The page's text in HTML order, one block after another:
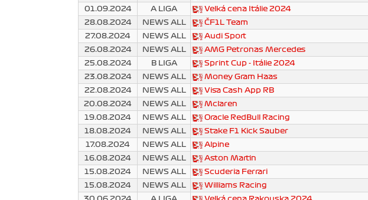
01.09.2024
A LIGA Velká cena Itálie 2024
28.08.2024
NEWS ALL ČF1L Team
27.08.2024
NEWS ALL Audi Sport
26.08.2024
NEWS ALL AMG Petronas Mercedes
25.08.2024
B LIGA Sprint Cup - Itálie 2024
23.08.2024
NEWS ALL Money Gram Haas
22.08.2024
NEWS ALL Visa Cash App RB
20.08.2024
NEWS ALL Mclaren
19.08.2024
NEWS ALL Oracle RedBull Racing
18.08.2024
NEWS ALL Stake F1 Kick Sauber
17.08.2024
NEWS ALL Alpine
16.08.2024
NEWS ALL Aston Martin
15.08.2024
NEWS ALL Scuderia Ferrari
15.08.2024
NEWS ALL Williams Racing